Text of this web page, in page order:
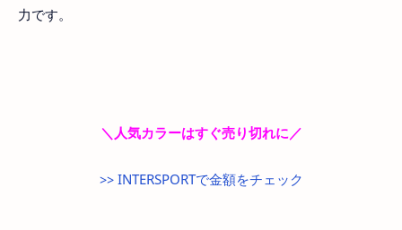
力です。
＼人気カラーはすぐ売り切れに／
>> INTERSPORTで金額をチェック